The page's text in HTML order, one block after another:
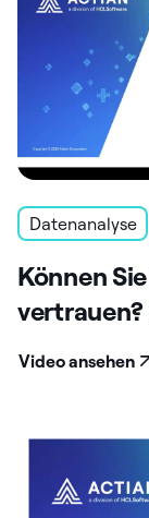
Datenanalyse
Können
Video ansehen